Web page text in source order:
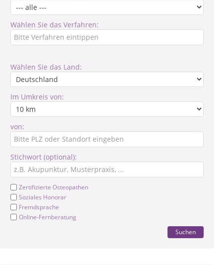
Wählen Sie das Verfahren:
Wählen Sie das Land:
Im Umkreis von:
von:
Stichwort (optional):
Zertifizierte Osteopathen
Soziales Honorar
Fremdsprache
Online-Fernberatung
Suchen